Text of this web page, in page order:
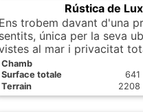
Rústica de
trobem davant d'una
única per la seva
al mar i privacitat
Chamb
Surface totale
641
Terrain 2208